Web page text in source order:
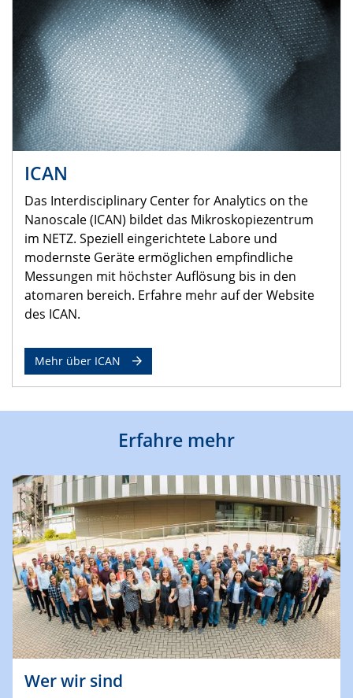
ICAN
Das Interdisciplinary Center for Analytics on the
Nanoscale (ICAN) bildet das Mikroskopiezentrum
im NETZ. Speziell eingerichtete Labore und
modernste Geräte ermöglichen empfindliche
Messungen mit höchster Auflösung bis in den
atomaren bereich. Erfahre mehr auf der Website
des ICAN.
Mehr über ICAN
Erfahre mehr
Wer wir sind